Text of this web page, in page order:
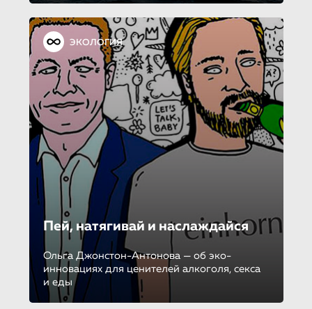
ЭКОЛОГИЯ
Пей, натягивай и наслаждайся
Ольга Джонстон-Антонова — об эко-
инновациях для ценителей алкоголя, секса
и еды